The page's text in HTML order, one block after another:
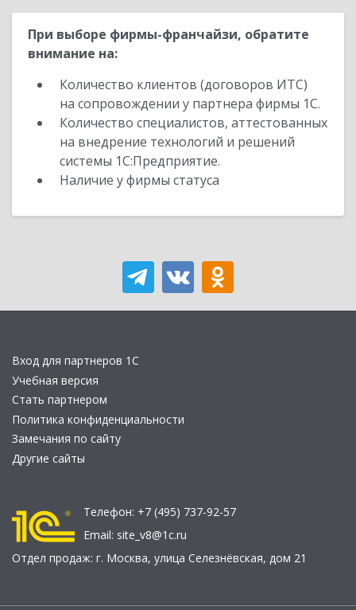
При выборе фирмы-франчайзи, обратите
внимание на:
Количество клиентов (договоров ИТС)
на сопровождении у партнера фирмы 1С.
Количество специалистов, аттестованных
на внедрение технологий и решений
системы 1С:Предприятие.
Наличие у фирмы статуса
Вход для партнеров 1С
Учебная версия
Стать партнером
Политика конфиденциальности
Замечания по сайту
Другие сайты
Телефон: +7 (495) 737-92-57
Email: site_v8@1c.ru
Отдел продаж: г. Москва, улица Селезнёвская, дом 21